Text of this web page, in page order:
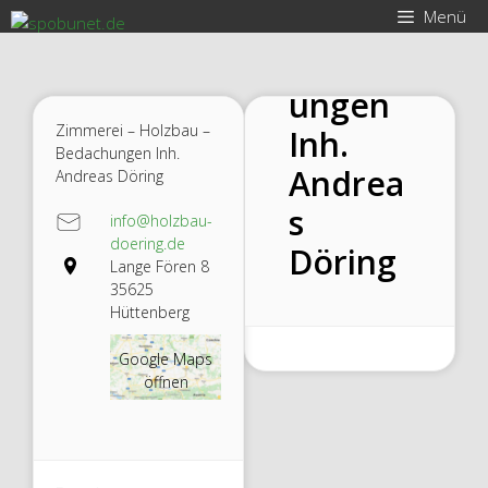
Zum
Inhalt
Menü
Zimmerei – Holzbau –
Bedachungen Inh.
Andreas Döring
info@holzbau-
doering.de
Lange Fören 8
35625
Hüttenberg
Google Maps
öffnen
u –
ungen
Inh.
Andrea
s
Döring